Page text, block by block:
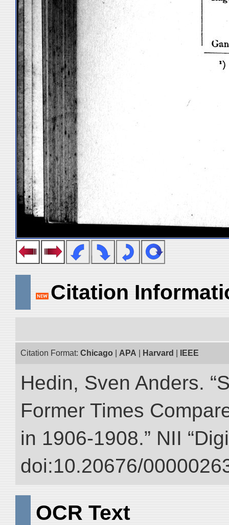
Citation
Citation Format: Chicago APA Harvard IEEE
Hedin, Sven Anders.
Former Times
in 1906-1908.” NII
doi:10.20676/
OCR Text